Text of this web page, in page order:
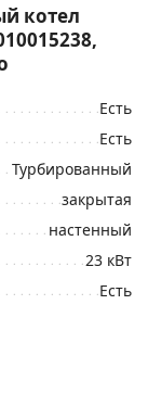
котел
Есть
Есть
Турбированный
закрытая
настенный
23 кВт
Есть